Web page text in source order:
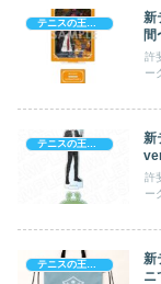
テニスの王子様
新
間
許
テニスの王子様
新
許
新
ニ